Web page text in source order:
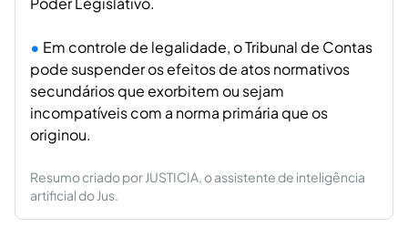
Em controle de legalidade, o Tribunal de Contas
pode suspender os efeitos de atos normativos
secundários que exorbitem ou sejam
incompatíveis com a norma primária que os
originou.
Resumo criado por JUSTICIA, o assistente de inteligência
artificial do Jus.